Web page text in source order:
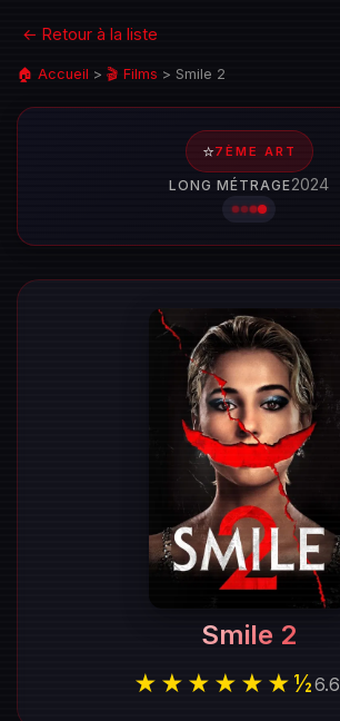
← Retour à la liste
🏠 Accueil > 🎬 Films > Smile 2
⭐7ÈME ART
LONG MÉTRAGE2024
Smile 2
★★★★★★½6.6